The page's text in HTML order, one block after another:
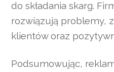
do składania skarg.
rozwiązują problemy,
klientów oraz
Podsumowując,